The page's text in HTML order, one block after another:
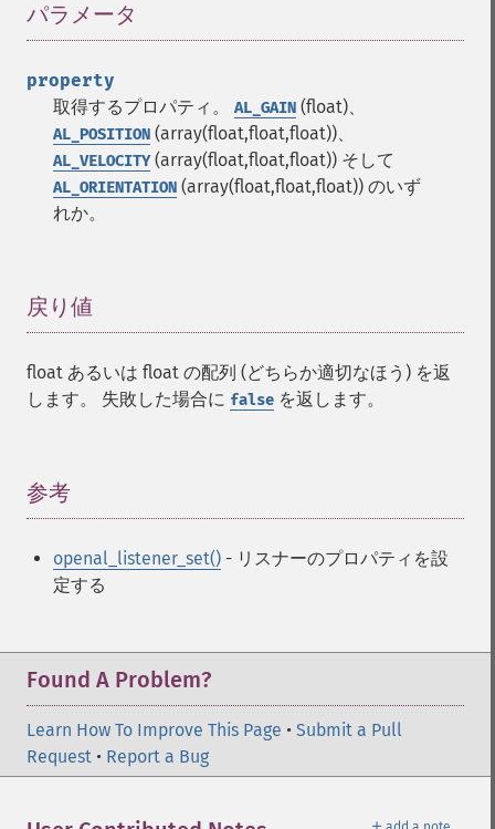
パラメータ
property
取得するプロパティ。 AL_GAIN (float)、
AL_POSITION (array(float,float,float))、
AL_VELOCITY(array(float,float,float)) そして
AL_ORIENTATION (array(float,float,float)) のいず
れか。
戻り値
float あるいは float の配列 (どちらか適切なほう) を返
します。 失敗した場合に false を返します。
参考
openal_listener_set() - リスナーのプロパティを設
定する
Found A Problem?
Learn How To Improve This Page • Submit a Pull
Request • Report a Bug